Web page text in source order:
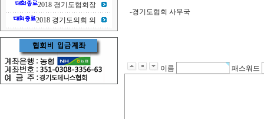
2018 경기도협회장
2018 경기도의회 의
-경기도협회 사무국
이름 패스워드